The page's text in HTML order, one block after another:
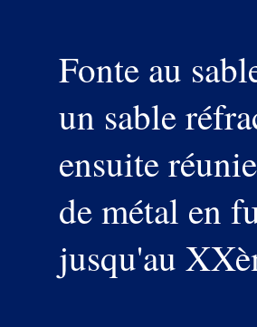
Fonte au
un sable
ensuite
de métal en
jusqu'au